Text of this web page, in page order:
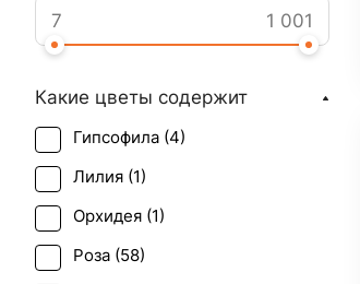
Какие цветы содержит
Гипсофила (4)
Лилия (1)
Орхидея (1)
Роза (58)